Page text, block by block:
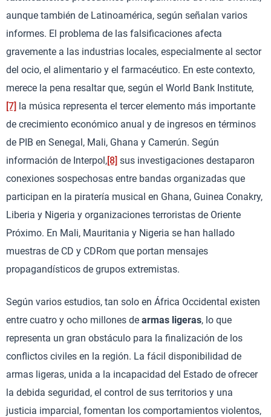
aunque también de Latinoamérica, según señalan varios
informes. El problema de las falsificaciones afecta
gravemente a las industrias locales, especialmente al sector
del ocio, el alimentario y el farmacéutico. En este contexto,
merece la pena resaltar que, según el World Bank Institute,
[7] la música representa el tercer elemento más importante
de crecimiento económico anual y de ingresos en términos
de PIB en Senegal, Mali, Ghana y Camerún. Según
información de Interpol,[8] sus investigaciones destaparon
conexiones sospechosas entre bandas organizadas que
participan en la piratería musical en Ghana, Guinea Conakry,
Liberia y Nigeria y organizaciones terroristas de Oriente
Próximo. En Mali, Mauritania y Nigeria se han hallado
muestras de CD y CDRom que portan mensajes
propagandísticos de grupos extremistas.
Según varios estudios, tan solo en África Occidental existen
entre cuatro y ocho millones de armas ligeras, lo que
representa un gran obstáculo para la finalización de los
conflictos civiles en la región. La fácil disponibilidad de
armas ligeras, unida a la incapacidad del Estado de ofrecer
la debida seguridad, el control de sus territorios y una
justicia imparcial, fomentan los comportamientos violentos,